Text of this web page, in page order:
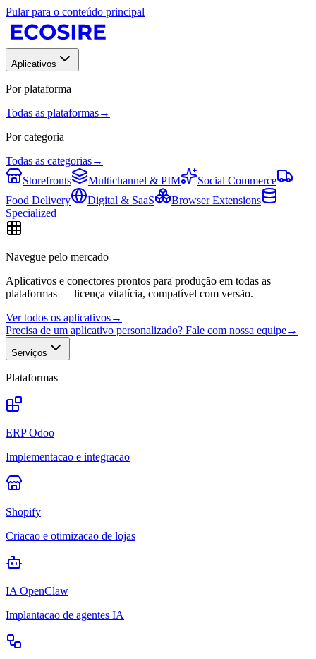
Pular para o conteúdo principal
Aplicativos
Por plataforma
Todas as plataformas→
Por categoria
Todas as categorias→
Storefronts
Multichannel & PIM
Social Commerce
Food Delivery
Digital & SaaS
Browser Extensions
Specialized
Navegue pelo mercado
Aplicativos e conectores prontos para produção em todas as
plataformas — licença vitalícia, compatível com versão.
Ver todos os aplicativos→
Precisa de um aplicativo personalizado? Fale com nossa equipe→
Serviços
Plataformas
ERP Odoo
Implementacao e integracao
Shopify
Criacao e otimizacao de lojas
IA OpenClaw
Implantacao de agentes IA